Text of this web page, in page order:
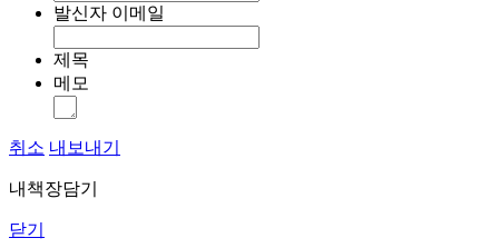
발신자 이메일
제목
메모
취소 내보내기
내책장담기
닫기